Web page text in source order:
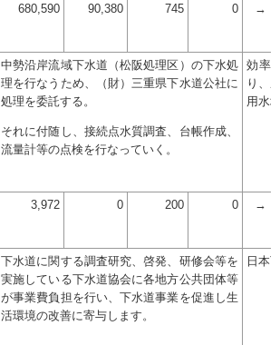
680,590 90,380 745 0 →
中勢沿岸流域下水道（松阪処理区）の下水処
理を行なうため、（財）三重県下水道公社に
処理を委託する。
それに付随し、接続点水質調査、台帳作成、
流量計等の点検を行なっていく。
効率
り、
用水
3,972 0 200 0 →
下水道に関する調査研究、啓発、研修会等を
実施している下水道協会に各地方公共団体等
が事業費負担を行い、下水道事業を促進し生
活環境の改善に寄与します。
日本